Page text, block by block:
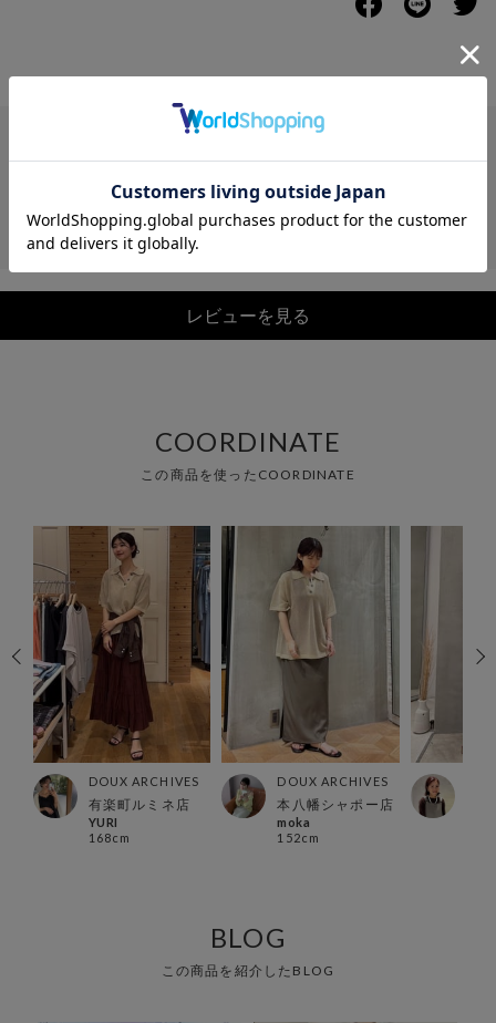
レビュー
レビューを見る
COORDINATE
この商品を使ったCOORDINATE
DOUX ARCHIVES
有楽町ルミネ店
YURI
168cm
DOUX ARCHIVES
本八幡シャポー店
moka
152cm
BLOG
この商品を紹介したBLOG